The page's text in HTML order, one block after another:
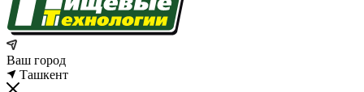
Ваш город
Ташкент